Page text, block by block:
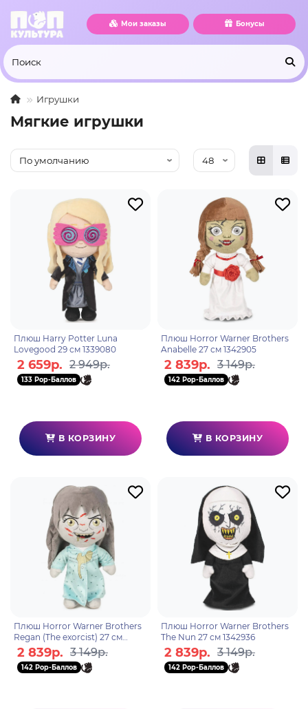
Мои заказы Бонусы
Игрушки
Мягкие игрушки
Плюш Harry Potter Luna
Lovegood 29 см 1339080
2 659р. 2 949р.
133 Pop-Баллов
В КОРЗИНУ
Плюш Horror Warner Brothers
Anabelle 27 см 1342905
2 839р. 3 149р.
142 Pop-Баллов
В КОРЗИНУ
Плюш Horror Warner Brothers
Regan (The exorcist) 27 см
342929
2 839р. 3 149р.
142 Pop-Баллов
Плюш Horror Warner Brothers
The Nun 27 см 1342936
2 839р. 3 149р.
142 Pop-Баллов